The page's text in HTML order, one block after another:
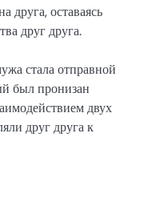
друга, оставаясь
друг друга.
стала отправной
был пронизан
двух
друг друга к